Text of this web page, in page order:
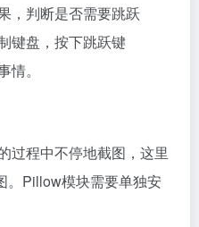
，判断是否需要跳跃
键盘，按下跳跃键
。
过程中不停地截图，这里
。Pillow模块需要单独安